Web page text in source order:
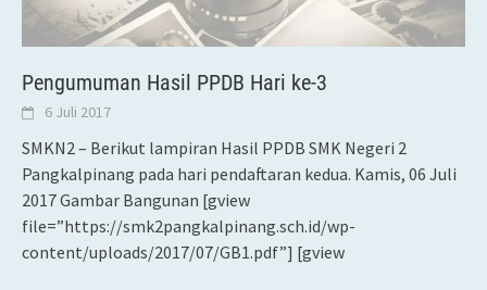
Pengumuman Hasil PPDB Hari ke-3
6 Juli 2017
SMKN2 – Berikut lampiran Hasil PPDB SMK Negeri 2
Pangkalpinang pada hari pendaftaran kedua. Kamis, 06 Juli
2017 Gambar Bangunan [gview
file=”https://smk2pangkalpinang.sch.id/wp-
content/uploads/2017/07/GB1.pdf”] [gview